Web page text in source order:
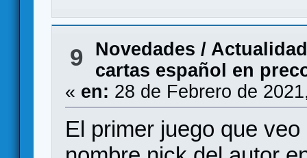
9
Novedades / Actualidad
cartas español en
« en: 28 de Febrero de
El primer juego que